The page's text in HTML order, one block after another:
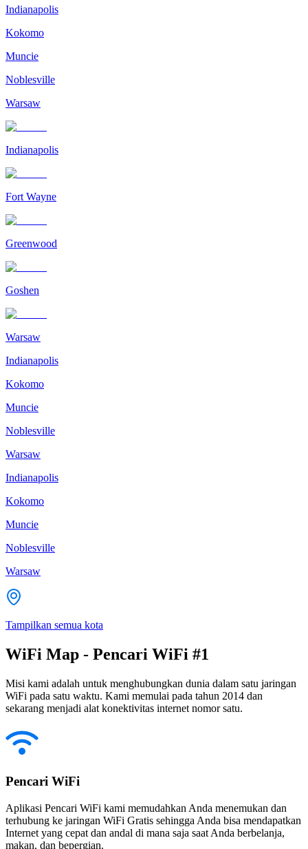
Indianapolis
Kokomo
Muncie
Noblesville
Warsaw
Indianapolis
Fort Wayne
Greenwood
Goshen
Warsaw
Indianapolis
Kokomo
Muncie
Noblesville
Warsaw
Indianapolis
Kokomo
Muncie
Noblesville
Warsaw
Tampilkan semua kota
WiFi Map - Pencari WiFi #1
Misi kami adalah untuk menghubungkan dunia dalam satu jaringan
WiFi pada satu waktu. Kami memulai pada tahun 2014 dan
sekarang menjadi alat konektivitas internet nomor satu.
Pencari WiFi
Aplikasi Pencari WiFi kami memudahkan Anda menemukan dan
terhubung ke jaringan WiFi Gratis sehingga Anda bisa mendapatkan
Internet yang cepat dan andal di mana saja saat Anda berbelanja,
makan, dan bepergian.